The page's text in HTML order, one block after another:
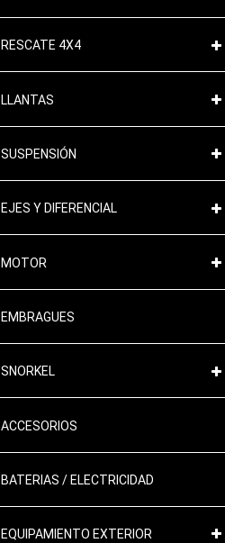
RESCATE 4X4
LLANTAS
SUSPENSIÓN
EJES Y DIFERENCIAL
MOTOR
EMBRAGUES
SNORKEL
ACCESORIOS
BATERIAS / ELECTRICIDAD
EQUIPAMIENTO EXTERIOR